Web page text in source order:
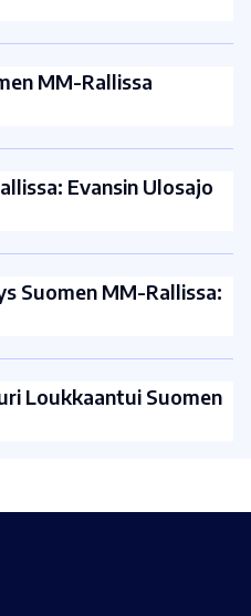
MM-Rallissa
Evansin Ulosajo
Suomen MM-Rallissa:
Loukkaantui Suomen